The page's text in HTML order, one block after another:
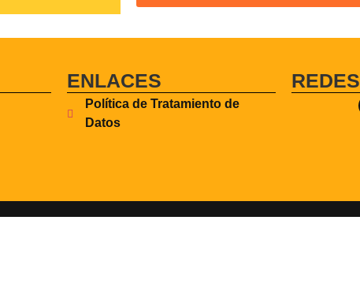
ENLACES
Política de Tratamiento de
Datos